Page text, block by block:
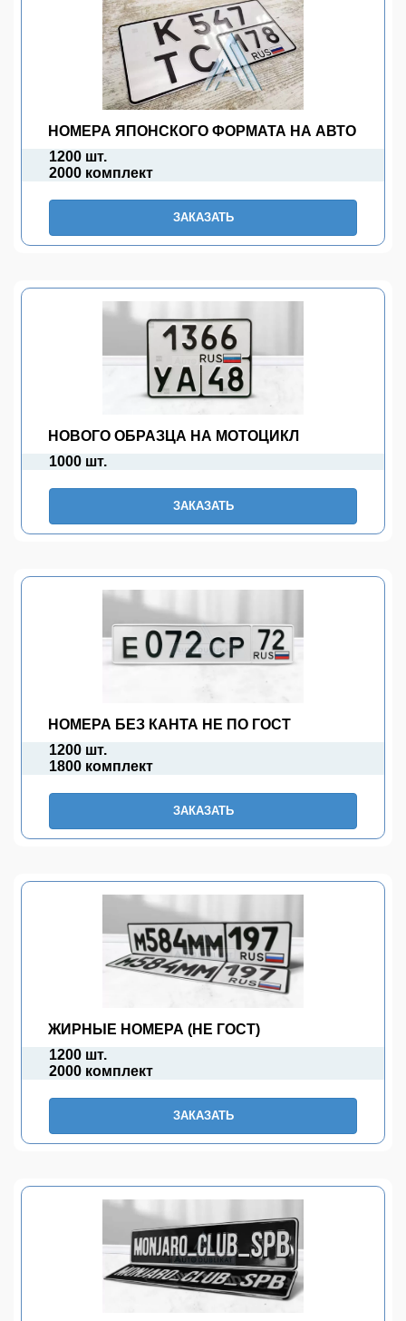
НОМЕРА ЯПОНСКОГО ФОРМАТА НА АВТО
1200 шт.
2000 комплект
ЗАКАЗАТЬ
НОВОГО ОБРАЗЦА НА МОТОЦИКЛ
1000 шт.
ЗАКАЗАТЬ
НОМЕРА БЕЗ КАНТА НЕ ПО ГОСТ
1200 шт.
1800 комплект
ЗАКАЗАТЬ
ЖИРНЫЕ НОМЕРА (НЕ ГОСТ)
1200 шт.
2000 комплект
ЗАКАЗАТЬ